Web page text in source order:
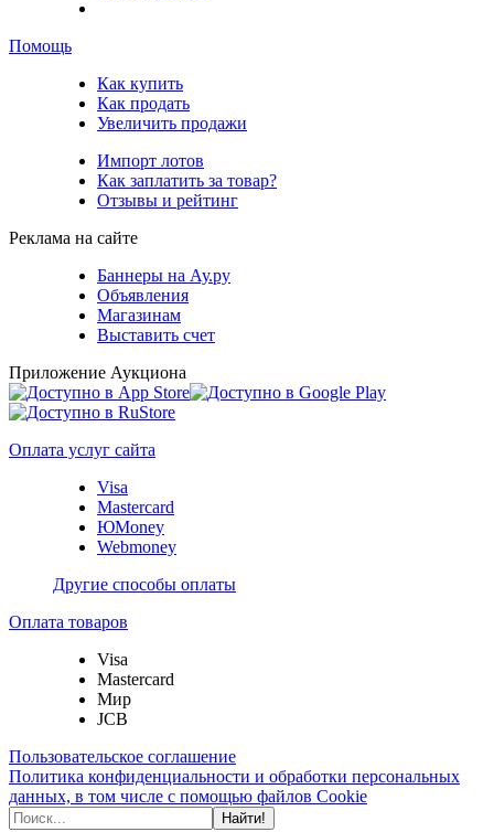
Помощь
Как купить
Как продать
Увеличить продажи
Импорт лотов
Как заплатить за товар?
Отзывы и рейтинг
Реклама на сайте
Баннеры на Ау.ру
Объявления
Магазинам
Выставить счет
Приложение Аукциона
Оплата услуг сайта
Visa
Mastercard
ЮMoney
Webmoney
Другие способы оплаты
Оплата товаров
Visa
Mastercard
Мир
JCB
Пользовательское соглашение
Политика конфиденциальности и обработки персональных
данных, в том числе с помощью файлов Cookie
Найти!